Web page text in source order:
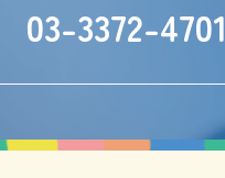
03-3372-4701